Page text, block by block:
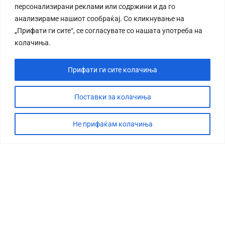
персонализирани реклами или содржини и да го
анализираме нашиот сообраќај. Со кликнување на
„Прифати ги сите“, се согласувате со нашата употреба на
колачиња.
Поставки за колачиња
Не прифаќам колачиња
Прифати ги сите колачиња
СТОРИЈА
ДЕБАТА